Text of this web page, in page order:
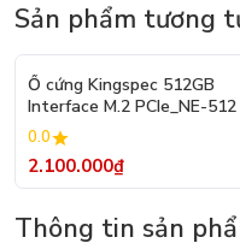
Sản phẩm tương
Ổ cứng Kingspec 512GB
Interface M.2 PCIe_NE-512
0.0
2.100.000₫
Thông tin sản